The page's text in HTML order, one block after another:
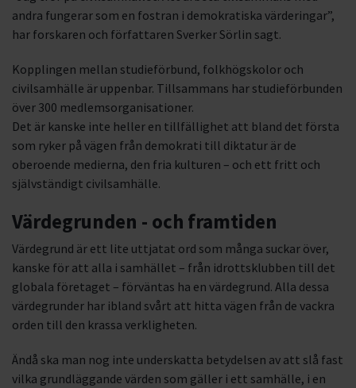
andra fungerar som en fostran i demokratiska värderingar”,
har forskaren och författaren Sverker Sörlin sagt.
Kopplingen mellan studieförbund, folkhögskolor och
civilsamhälle är uppenbar. Tillsammans har studieförbunden
över 300 medlemsorganisationer.
Det är kanske inte heller en tillfällighet att bland det första
som ryker på vägen från demokrati till diktatur är de
oberoende medierna, den fria kulturen – och ett fritt och
självständigt civilsamhälle.
Värdegrunden - och framtiden
Värdegrund är ett lite uttjatat ord som många suckar över,
kanske för att alla i samhället – från idrottsklubben till det
globala företaget – förväntas ha en värdegrund. Alla dessa
värdegrunder har ibland svårt att hitta vägen från de vackra
orden till den krassa verkligheten.
Ändå ska man nog inte underskatta betydelsen av att slå fast
vilka grundläggande värden som gäller i ett samhälle, i en